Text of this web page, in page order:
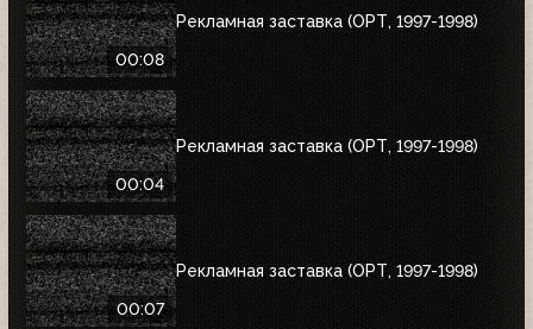
00:08
Рекламная заставка (ОРТ, 1997-1998)
00:04
Рекламная заставка (ОРТ, 1997-1998)
00:07
Рекламная заставка (ОРТ, 1997-1998)